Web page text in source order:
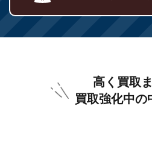
高く買取
買取強化中の